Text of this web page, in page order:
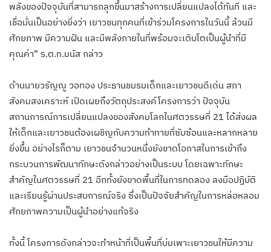
พลังของปัจจุบันที่สามารถลุกขึ้นมาสร้างการเปลี่ยนแปลงได้ทันที และ
เชื่อมั่นเป็นอย่างยิ่งว่า เยาวชนทุกคนที่เข้าร่วมโครงการในวันนี้ ล้วนมี
ศักยภาพ มีความฝัน และมีพลังภายในที่พร้อมจะเติบโตเป็นผู้นำที่มี
คุณค่า” ร.ต.ท.มนัส กล่าว
ด้านนายวรัญญู วอทอง ประธานชมรมเด็กและเยาวชนดีเด่น สภา
สังคมสงเคราะห์ เปิดเผยถึงวัตถุประสงค์โครงการว่า ปัจจุบัน
สถานการณ์การเปลี่ยนแปลงของสังคมโลกในศตวรรษที่ 21 ได้ส่งผล
ให้เด็กและเยาวชนต้องเผชิญกับความท้าทายที่ซับซ้อนและหลากหลาย
ยิ่งขึ้น อย่างไรก็ตาม เยาวชนจำนวนหนึ่งยังขาดโอกาสในการเข้าถึง
กระบวนการพัฒนาทักษะดังกล่าวอย่างเป็นระบบ โดยเฉพาะทักษะ
สำคัญในศตวรรษที่ 21 อีกทั้งยังขาดพื้นที่ในการทดลอง ลงมือปฏิบัติ
และเรียนรู้ผ่านประสบการณ์จริง ซึ่งเป็นปัจจัยสำคัญในการหล่อหลอม
ศักยภาพความเป็นผู้นำอย่างแท้จริง
ทั้งนี้ โครงการดังกล่าวจะทำหน้าที่เป็นพื้นที่บ่มเพาะเยาวชนให้มีความ